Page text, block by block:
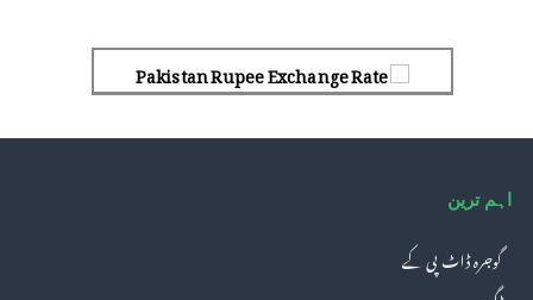
Pakistan Rupee Exchange Rate
اہم ترین
گوجرہ ڈاٹ پی کے